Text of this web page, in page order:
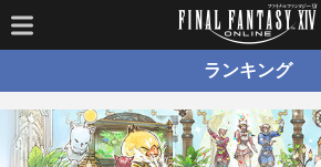
ランキング